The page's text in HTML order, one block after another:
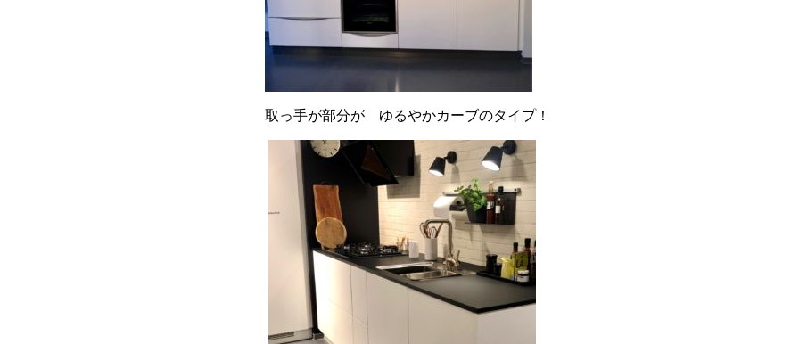
取っ手が部分が ゆるやかカーブのタイプ！